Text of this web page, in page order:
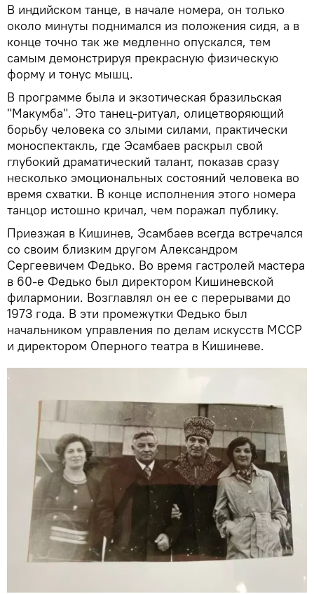
В индийском танце, в начале номера, он только
около минуты поднимался из положения сидя, а в
конце точно так же медленно опускался, тем
самым демонстрируя прекрасную физическую
форму и тонус мышц.
В программе была и экзотическая бразильская
"Макумба". Это танец-ритуал, олицетворяющий
борьбу человека со злыми силами, практически
моноспектакль, где Эсамбаев раскрыл свой
глубокий драматический талант, показав сразу
несколько эмоциональных состояний человека во
время схватки. В конце исполнения этого номера
танцор истошно кричал, чем поражал публику.
Приезжая в Кишинев, Эсамбаев всегда встречался
со своим близким другом Александром
Сергеевичем Федько. Во время гастролей мастера
в 60-е Федько был директором Кишиневской
филармонии. Возглавлял он ее с перерывами до
1973 года. В эти промежутки Федько был
начальником управления по делам искусств МССР
и директором Оперного театра в Кишиневе.